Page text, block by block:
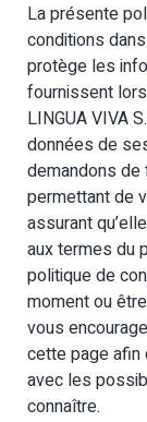
La présente
conditions
protège les
fournissent
LINGUA VIVA
données de
demandons
permettant de
assurant
aux termes du
politique de
moment ou
vous
cette page afin
avec les
connaître.